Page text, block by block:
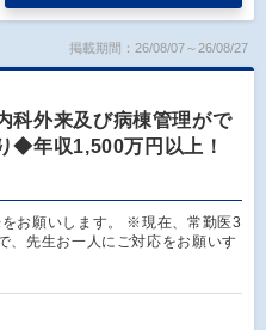
掲載期間：26/08/07～26/08/27
科外来及び病棟管理がで
◆年収1,500万円以上！
お願いします。 ※現在、常勤医3
、先生お一人にご対応をお願いす